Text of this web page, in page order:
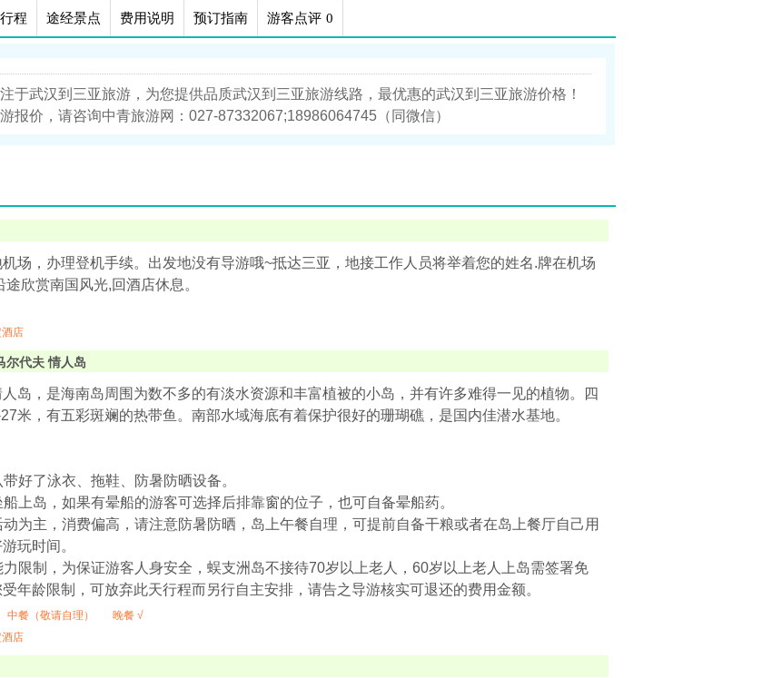
程 途经景点 费用说明 预订指南 游客点评 0
于武汉到三亚旅游，为您提供品质武汉到三亚旅游线路，最优惠的武汉到三亚旅游价格！
报价，请咨询中青旅游网：027-87332067;18986064745（同微信）
场，办理登机手续。出发地没有导游哦~抵达三亚，地接工作人员将举着您的姓名.牌在机场
欣赏南国风光,回酒店休息。
店
尔代夫 情人岛
岛，是海南岛周围为数不多的有淡水资源和丰富植被的小岛，并有许多难得一见的植物。四
米，有五彩斑斓的热带鱼。南部水域海底有着保护很好的珊瑚礁，是国内佳潜水基地。
好了泳衣、拖鞋、防暑防晒设备。
上岛，如果有晕船的游客可选择后排靠窗的位子，也可自备晕船药。
为主，消费偏高，请注意防暑防晒，岛上午餐自理，可提前自备干粮或者在岛上餐厅自己用
玩时间。
限制，为保证游客人身安全，蜈支洲岛不接待70岁以上老人，60岁以上老人上岛需签署免
年龄限制，可放弃此天行程而另行自主安排，请告之导游核实可退还的费用金额。
中餐（敬请自理）
晚餐 √
店